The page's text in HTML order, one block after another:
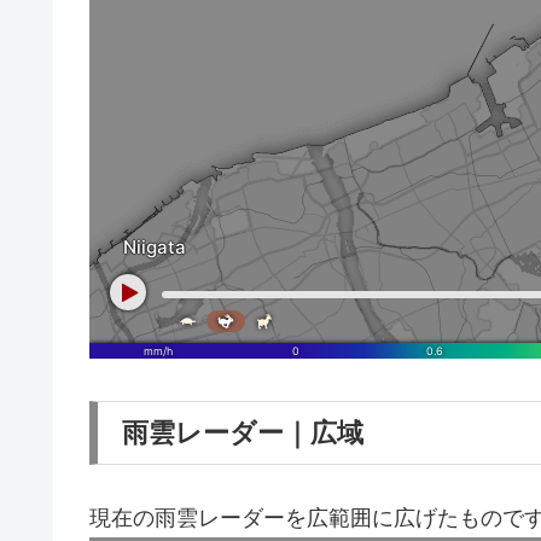
雨雲レーダー｜広域
現在の雨雲レーダーを広範囲に広げたもので